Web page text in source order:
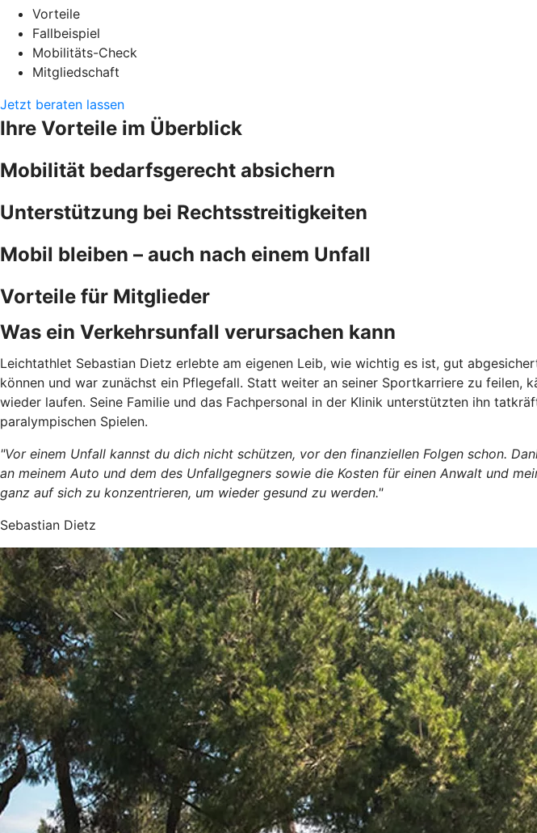
Vorteile
Fallbeispiel
Mobilitäts-Check
Mitgliedschaft
Jetzt beraten lassen
Ihre Vorteile im Überblick
Mobilität bedarfsgerecht absichern
Unterstützung bei Rechtsstreitigkeiten
Mobil bleiben – auch nach einem Unfall
Vorteile für Mitglieder
Was ein Verkehrsunfall verursachen kann
Leichtathlet Sebastian Dietz erlebte am eigenen Leib, wie wichtig es ist, gut
können und war zunächst ein Pflegefall. Statt weiter an seiner Sportkarriere zu
wieder laufen. Seine Familie und das Fachpersonal in der Klinik unterstützten ihn
paralympischen Spielen.
"Vor einem Unfall kannst du dich nicht schützen, vor den finanziellen Folgen schon.
an meinem Auto und dem des Unfallgegners sowie die Kosten für einen Anwalt und
ganz auf sich zu konzentrieren, um wieder gesund zu werden."
Sebastian Dietz